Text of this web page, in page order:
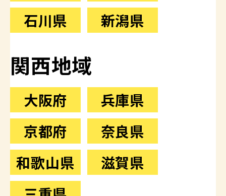
石川県
新潟県
関西地域
大阪府
兵庫県
京都府
奈良県
和歌山県
滋賀県